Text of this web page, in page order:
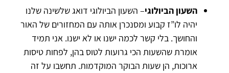
השעון הביולוגי– השעון הביולוגי דואג שלשינה שלנו
יהיה לו”ז קבוע ומסנכרן אותה עם המחזורים של האור
והחושך. בלי קשר לכמה ישנו או לא ישנו. אני תמיד
אומרת שהשעות הכי גרועות לטוס בהן, לפחות טיסות
ארוכות, הן שעות הבוקר המוקדמות. תחשבו על זה